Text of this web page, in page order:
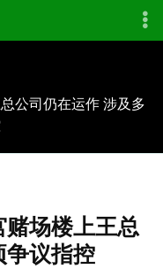
公司仍在运作 涉及多
场楼上王总
争议指控